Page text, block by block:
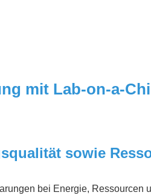
mit Lab-on-a-
sowie
bei Energie, Ressourcen